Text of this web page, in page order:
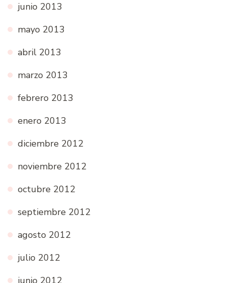
junio 2013
mayo 2013
abril 2013
marzo 2013
febrero 2013
enero 2013
diciembre 2012
noviembre 2012
octubre 2012
septiembre 2012
agosto 2012
julio 2012
junio 2012